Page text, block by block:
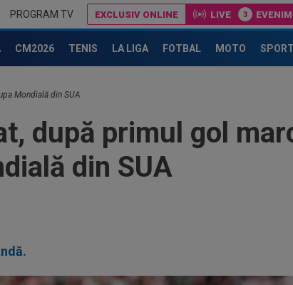
PROGRAM TV EXCLUSIV ONLINE LIVE
CM2026 TENIS LA LIGA FOTBAL MOTO
Mondială din SUA
după primul gol
din SUA